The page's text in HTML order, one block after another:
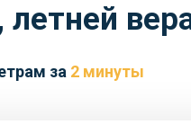
за 2 минуты
летней